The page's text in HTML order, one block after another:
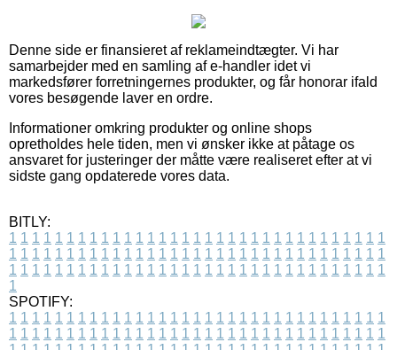
Denne side er finansieret af reklameindtægter. Vi har
samarbejder med en samling af e-handler idet vi
markedsfører forretningernes produkter, og får honorar ifald
vores besøgende laver en ordre.
Informationer omkring produkter og online shops
opretholdes hele tiden, men vi ønsker ikke at påtage os
ansvaret for justeringer der måtte være realiseret efter at vi
sidste gang opdaterede vores data.
BITLY:
1 1 1 1 1 1 1 1 1 1 1 1 1 1 1 1 1 1 1 1 1 1 1 1 1 1 1 1 1 1 1 1 1
1 1 1 1 1 1 1 1 1 1 1 1 1 1 1 1 1 1 1 1 1 1 1 1 1 1 1 1 1 1 1 1 1
1 1 1 1 1 1 1 1 1 1 1 1 1 1 1 1 1 1 1 1 1 1 1 1 1 1 1 1 1 1 1 1 1
1
SPOTIFY:
1 1 1 1 1 1 1 1 1 1 1 1 1 1 1 1 1 1 1 1 1 1 1 1 1 1 1 1 1 1 1 1 1
1 1 1 1 1 1 1 1 1 1 1 1 1 1 1 1 1 1 1 1 1 1 1 1 1 1 1 1 1 1 1 1 1